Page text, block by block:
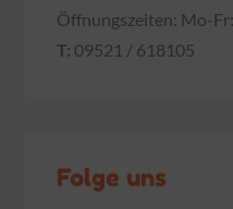
Öffnungszeiten: Mo-
T: 09521 / 618105
Folge uns